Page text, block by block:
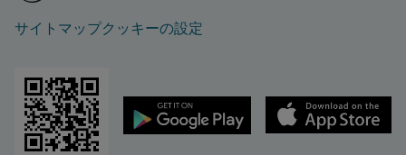
サイトマップクッキーの設定